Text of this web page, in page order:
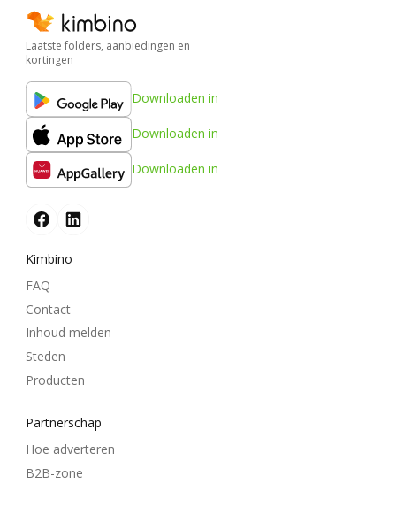
Laatste folders, aanbiedingen en
kortingen
Downloaden in
Downloaden in
Downloaden in
Kimbino
FAQ
Contact
Inhoud melden
Steden
Producten
Partnerschap
Hoe adverteren
B2B-zone